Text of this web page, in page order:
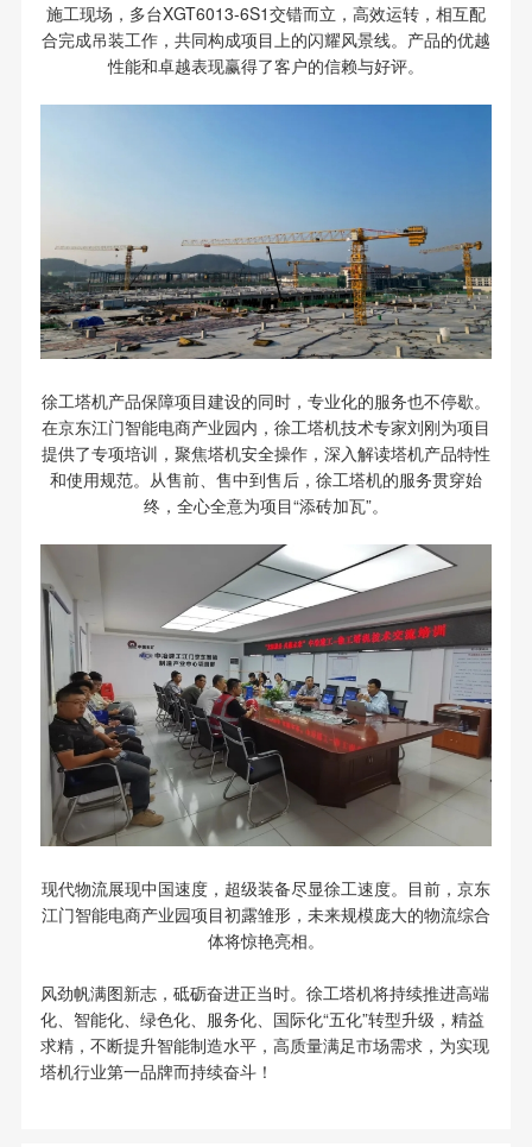
施工现场，多台XGT6013-6S1交错而立，高效运转，相互配
合完成吊装工作，共同构成项目上的闪耀风景线。产品的优越
性能和卓越表现赢得了客户的信赖与好评。
徐工塔机产品保障项目建设的同时，专业化的服务也不停歇。
在京东江门智能电商产业园内，徐工塔机技术专家刘刚为项目
提供了专项培训，聚焦塔机安全操作，深入解读塔机产品特性
和使用规范。从售前、售中到售后，徐工塔机的服务贯穿始
终，全心全意为项目“添砖加瓦”。
现代物流展现中国速度，超级装备尽显徐工速度。目前，京东
江门智能电商产业园项目初露雏形，未来规模庞大的物流综合
体将惊艳亮相。
风劲帆满图新志，砥砺奋进正当时。徐工塔机将持续推进高端
化、智能化、绿色化、服务化、国际化“五化”转型升级，精益
求精，不断提升智能制造水平，高质量满足市场需求，为实现
塔机行业第一品牌而持续奋斗！